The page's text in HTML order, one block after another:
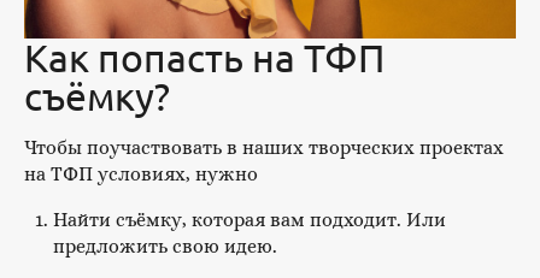
Как попасть на ТФП
съёмку?
Чтобы поучаствовать в наших творческих проектах
на ТФП условиях, нужно
Найти съёмку, которая вам подходит. Или
предложить свою идею.